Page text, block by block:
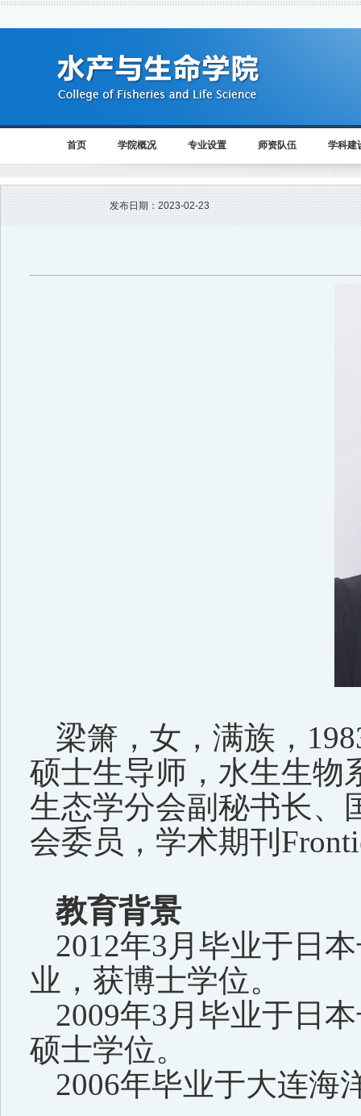
首页 学院概况 专业设置 师资队伍 学科建
发布日期：2023-02-23
梁箫，女，满族，
硕士生导师 ， 水生生物
生态学分会副秘书长、
会委员，学术期刊
教育背景
2012年3 月毕业于日
业，获博士学位。
2009年3 月毕业于日
硕士学位。
2006年毕业于大连海